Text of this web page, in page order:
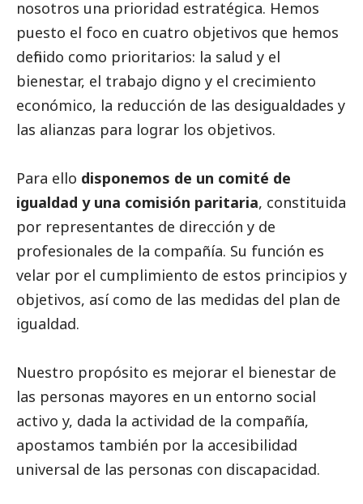
nosotros una prioridad estratégica. Hemos
puesto el foco en cuatro objetivos que hemos
definido como prioritarios: la salud y el
bienestar, el trabajo digno y el crecimiento
económico, la reducción de las desigualdades y
las alianzas para lograr los objetivos.
Para ello disponemos de un comité de
igualdad y una comisión paritaria, constituida
por representantes de dirección y de
profesionales de la compañía. Su función es
velar por el cumplimiento de estos principios y
objetivos, así como de las medidas del plan de
igualdad.
Nuestro propósito es mejorar el bienestar de
las personas mayores en un entorno social
activo y, dada la actividad de la compañía,
apostamos también por la accesibilidad
universal de las personas con discapacidad.